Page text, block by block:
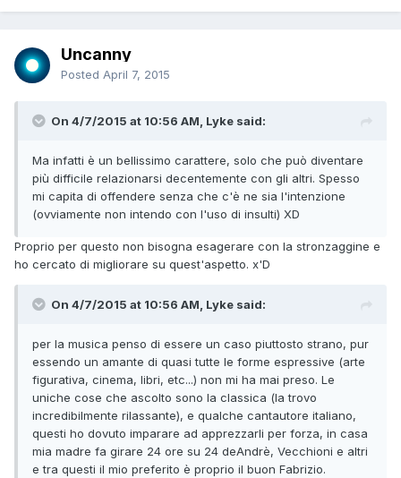
Uncanny
Posted April 7, 2015
On 4/7/2015 at 10:56 AM, Lyke said:
Ma infatti è un bellissimo carattere, solo che può diventare
più difficile relazionarsi decentemente con gli altri. Spesso
mi capita di offendere senza che c'è ne sia l'intenzione
(ovviamente non intendo con l'uso di insulti) XD
Proprio per questo non bisogna esagerare con la stronzaggine e
ho cercato di migliorare su quest'aspetto. x'D
On 4/7/2015 at 10:56 AM, Lyke said:
per la musica penso di essere un caso piuttosto strano, pur
essendo un amante di quasi tutte le forme espressive (arte
figurativa, cinema, libri, etc...) non mi ha mai preso. Le
uniche cose che ascolto sono la classica (la trovo
incredibilmente rilassante), e qualche cantautore italiano,
questi ho dovuto imparare ad apprezzarli per forza, in casa
mia madre fa girare 24 ore su 24 deAndrè, Vecchioni e altri
e tra questi il mio preferito è proprio il buon Fabrizio.